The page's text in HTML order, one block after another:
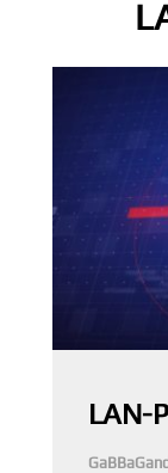
LAN-